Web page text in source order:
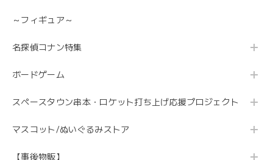
～フィギュア～
名探偵コナン特集
ボードゲーム
スペースタウン串本・ロケット打ち上げ応援プロジェクト
マスコット/ぬいぐるみストア
【事後物販】